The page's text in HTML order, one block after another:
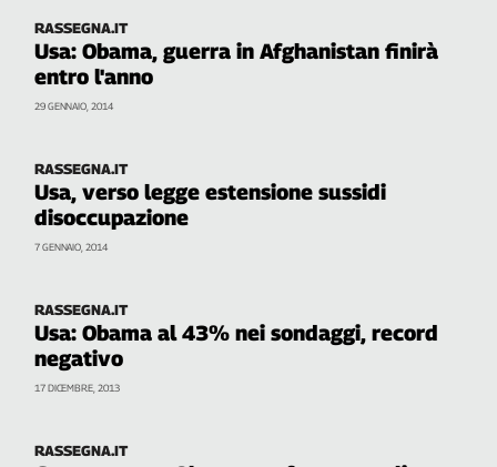
Lavoro
Territori
Alto
Adige
Basilicata
Emilia-
Romagna
Friuli
Venezia
Lazio
RASSEGNA.IT
Usa: Obama, guerra in Afghanistan finirà
entro l'anno
29 GENNAIO, 2014
RASSEGNA.IT
Usa, verso legge estensione sussidi
disoccupazione
7 GENNAIO, 2014
RASSEGNA.IT
Usa: Obama al 43% nei sondaggi, record
negativo
17 DICEMBRE, 2013
RASSEGNA.IT